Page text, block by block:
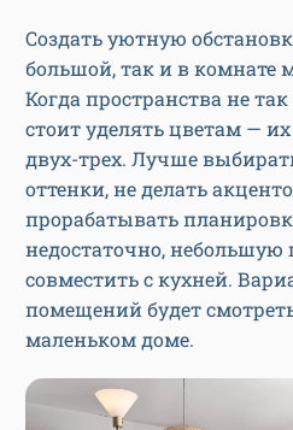
Создать уютную
большой, так и в комнате
Когда пространства не
стоит уделять цветам —
двух-трех. Лучше
оттенки, не делать
прорабатывать
недостаточно,
совместить с кухней.
помещений будет
маленьком доме.